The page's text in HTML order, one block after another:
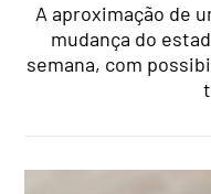
A aproximação de
mudança do
semana, com